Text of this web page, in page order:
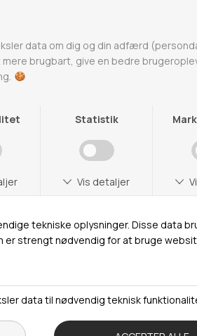
Butikker
Hestehaven 21 K
Åbningstider
Kontakt